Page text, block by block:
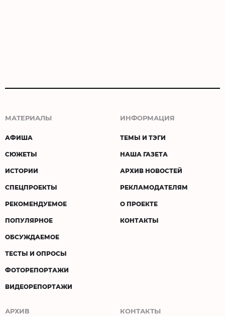
МАТЕРИАЛЫ
АФИША
СЮЖЕТЫ
ИСТОРИИ
СПЕЦПРОЕКТЫ
РЕКОМЕНДУЕМОЕ
ПОПУЛЯРНОЕ
ОБСУЖДАЕМОЕ
ТЕСТЫ И ОПРОСЫ
ФОТОРЕПОРТАЖИ
ВИДЕОРЕПОРТАЖИ
ИНФОРМАЦИЯ
ТЕМЫ И ТЭГИ
НАША ГАЗЕТА
АРХИВ НОВОСТЕЙ
РЕКЛАМОДАТЕЛЯМ
О ПРОЕКТЕ
КОНТАКТЫ
АРХИВ КОНТАКТЫ